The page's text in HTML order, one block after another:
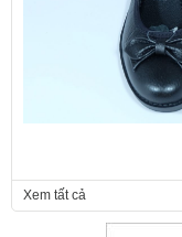
Xem tất cả